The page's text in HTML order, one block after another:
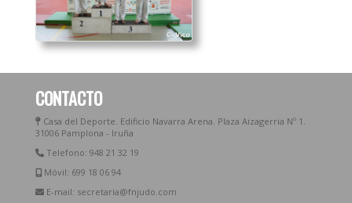
CONTACTO
Casa del Deporte. Edificio Navarra Arena. Plaza Aizagerria Nº 1.
31006 Pamplona - Iruña
Telefono: 948 21 32 19
Móvil: 699 18 06 94
E-mail: secretaria@fnjudo.com